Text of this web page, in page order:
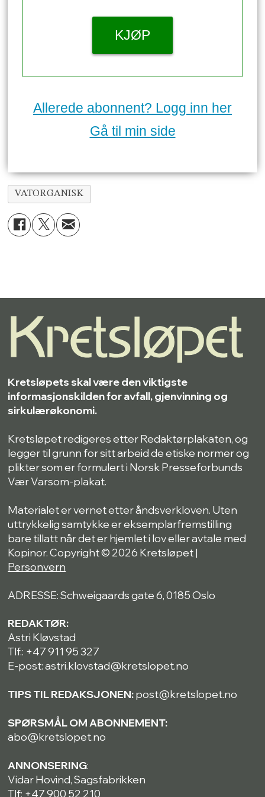
KJØP
Allerede abonnent? Logg inn her
Gå til min side
VATORGANISK
Kretsløpets skal være den viktigste
informasjonskilden for avfall, gjenvinning og
sirkulærøkonomi.
Kretsløpet redigeres etter Redaktørplakaten, og
legger til grunn for sitt arbeid de etiske normer og
plikter som er formulert i Norsk Presseforbunds
Vær Varsom-plakat.
Materialet er vernet etter åndsverkloven. Uten
uttrykkelig samtykke er eksemplarfremstilling
bare tillatt når det er hjemlet i lov eller avtale med
Kopinor. Copyright © 2026 Kretsløpet |
Personvern
ADRESSE: Schweigaards gate 6, 0185 Oslo
REDAKTØR:
Astri Kløvstad
Tlf.: +47 911 95 327
E-post: astri.klovstad@kretslopet.no
TIPS TIL REDAKSJONEN:post@kretslopet.no
SPØRSMÅL OM ABONNEMENT:
abo@kretslopet.no
ANNONSERING:
Vidar Hovind, Sagsfabrikken
Tlf: +47 900 52 210